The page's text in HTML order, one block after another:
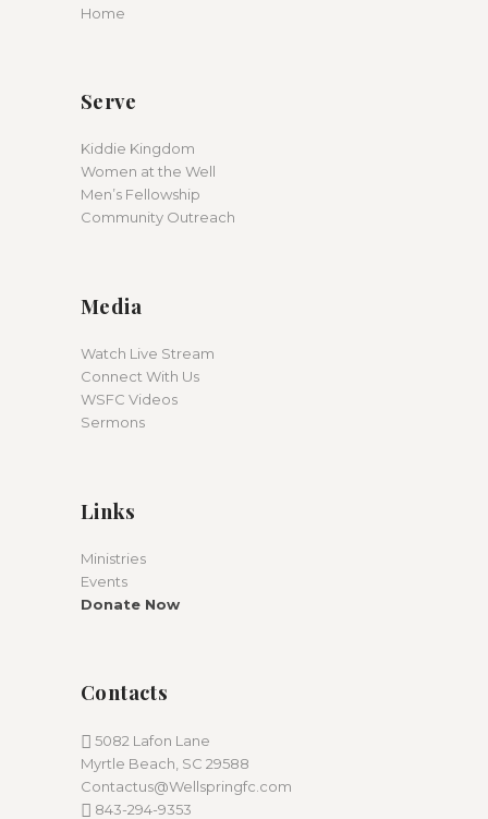
Home
Serve
Kiddie Kingdom
Women at the Well
Men’s Fellowship
Community Outreach
Media
Watch Live Stream
Connect With Us
WSFC Videos
Sermons
Links
Ministries
Events
Donate Now
Contacts
5082 Lafon Lane
Myrtle Beach, SC 29588
Contactus@Wellspringfc.com
843-294-9353